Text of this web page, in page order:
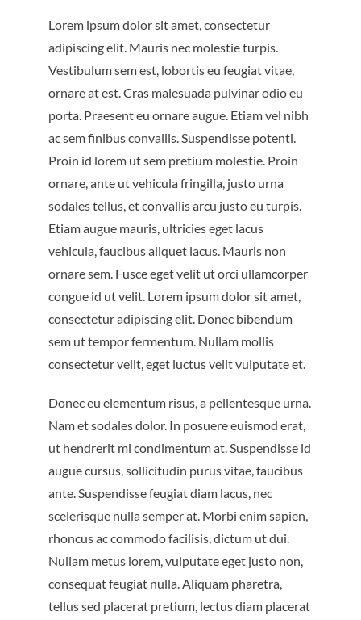
Lorem ipsum dolor sit amet, consectetur
adipiscing elit. Mauris nec molestie turpis.
Vestibulum sem est, lobortis eu feugiat vitae,
ornare at est. Cras malesuada pulvinar odio eu
porta. Praesent eu ornare augue. Etiam vel nibh
ac sem finibus convallis. Suspendisse potenti.
Proin id lorem ut sem pretium molestie. Proin
ornare, ante ut vehicula fringilla, justo urna
sodales tellus, et convallis arcu justo eu turpis.
Etiam augue mauris, ultricies eget lacus
vehicula, faucibus aliquet lacus. Mauris non
ornare sem. Fusce eget velit ut orci ullamcorper
congue id ut velit. Lorem ipsum dolor sit amet,
consectetur adipiscing elit. Donec bibendum
sem ut tempor fermentum. Nullam mollis
consectetur velit, eget luctus velit vulputate et.
Donec eu elementum risus, a pellentesque urna.
Nam et sodales dolor. In posuere euismod erat,
ut hendrerit mi condimentum at. Suspendisse id
augue cursus, sollicitudin purus vitae, faucibus
ante. Suspendisse feugiat diam lacus, nec
scelerisque nulla semper at. Morbi enim sapien,
rhoncus ac commodo facilisis, dictum ut dui.
Nullam metus lorem, vulputate eget justo non,
consequat feugiat nulla. Aliquam pharetra,
tellus sed placerat pretium, lectus diam placerat